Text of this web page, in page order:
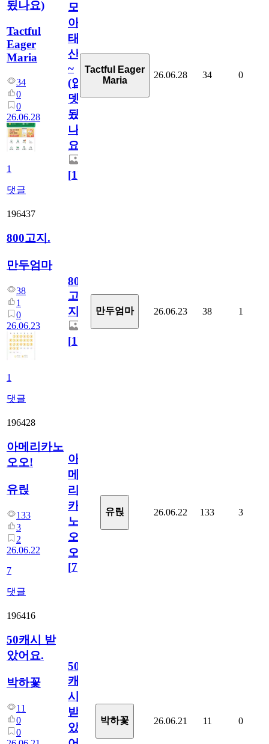
됬나요)
Tactful
Eager
Maria
34
0
0
26.06.28
1
댓글
모
아
태
산
~
(업
뎃
됬
나
요)
[1]
Tactful Eager
Maria
26.06.28 34 0
196437
800고지.
만두엄마
38
1
0
26.06.23
1
댓글
800
고
지.
[1]
만두엄마 26.06.23 38 1
196428
아메리카노
오오!
유릱
133
3
2
26.06.22
7
댓글
아
메
리
카
노
오
오!
[7]
유릱 26.06.22 133 3
196416
50캐시 받
았어요.
박하꽃
11
0
0
50
캐
시
받
았
박하꽃 26.06.21 11 0